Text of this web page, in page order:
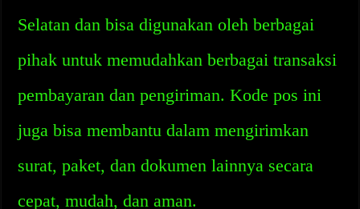
Selatan dan bisa digunakan oleh berbagai
pihak untuk memudahkan berbagai transaksi
pembayaran dan pengiriman. Kode pos ini
juga bisa membantu dalam mengirimkan
surat, paket, dan dokumen lainnya secara
cepat, mudah, dan aman.